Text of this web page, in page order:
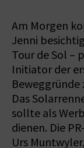
Am Morgen
Jenni
Tour de Sol –
Initiator der
Beweggründe
Das
sollte als
dienen. Die
Urs